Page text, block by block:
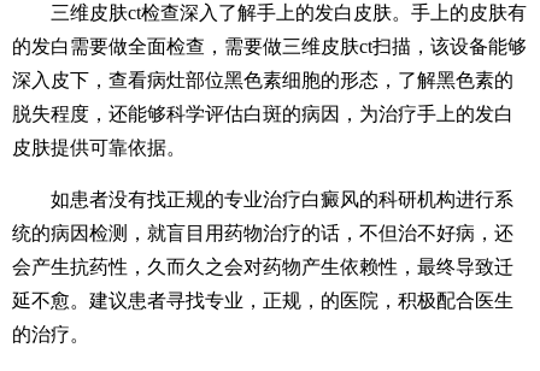
三维皮肤ct检查深入了解手上的发白皮肤。手上的皮肤有
的发白需要做全面检查，需要做三维皮肤ct扫描，该设备能够
深入皮下，查看病灶部位黑色素细胞的形态，了解黑色素的
脱失程度，还能够科学评估白斑的病因，为治疗手上的发白
皮肤提供可靠依据。
如患者没有找正规的专业治疗白癜风的科研机构进行系
统的病因检测，就盲目用药物治疗的话，不但治不好病，还
会产生抗药性，久而久之会对药物产生依赖性，最终导致迁
延不愈。建议患者寻找专业，正规，的医院，积极配合医生
的治疗。